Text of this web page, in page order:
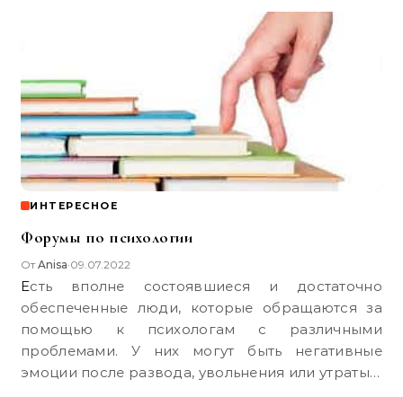
ИНТЕРЕСНОЕ
Форумы по психологии
ОтAnisa•09.07.2022
Есть вполне состоявшиеся и достаточно
обеспеченные люди, которые обращаются за
помощью к психологам с различными
проблемами. У них могут быть негативные
эмоции после развода, увольнения или утраты…